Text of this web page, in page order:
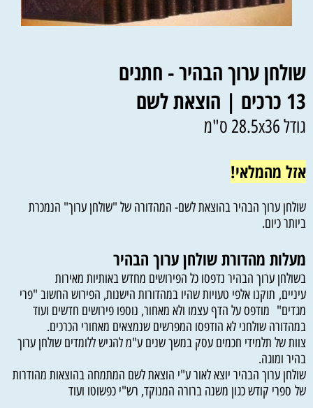
שולחן ערוך הבהיר - חתנים
13 כרכים | הוצאת לשם
גודל 28.5x36 ס"מ
אזל מהמלאי!
שולחן ערוך הבהיר בהוצאת לשם- המהדורה של "שולחן ערוך" הנמכרת
ביותר כיום.
מעלות מהדורת שולחן ערוך הבהיר
בשולחן ערוך הבהיר נדפסו כל הפירושים מחדש באותיות מאירות
עיניים, תוקנו אלפי טעויות שהיו במהדורות הישנות, הפירוש החשוב "פרי
מגדים" מודפס על הדף עצמו ולא מאחור, נוספו פירושים חדשים ועוד
במהדורה שולחני לא הודפסו המפרשים שנמצאים מאחורי הכרכים.
צוות של תלמידי חכמים עסק במשך שנים ע"מ להגיש ללומדים שולחן ערוך
בהיר ומוגה.
שולחן ערוך הבהיר יוצא לאור ע"י הוצאת לשם המתמחה בהוצאות מהודרות
של ספרי קודש כגון משנה ברורה המנוקד, רש"י כפשוטו ועוד